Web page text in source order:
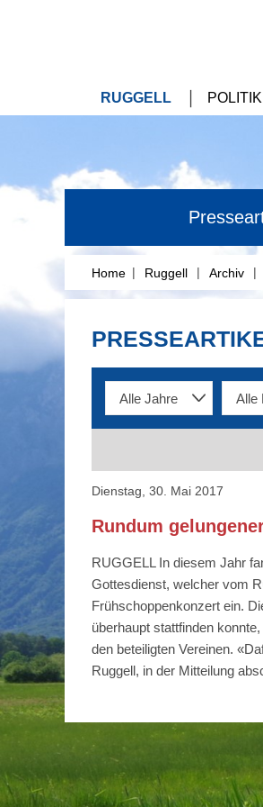
RUGGELL
Home | Ruggell | Archiv |
Dienstag, 30. Mai 2017
Rundum
RUGGELL In diesem Jahr
Gottesdienst, welcher vom
Frühschoppenkonzert ein.
überhaupt stattfinden
den beteiligten Vereinen.
Ruggell, in der Mitteilung